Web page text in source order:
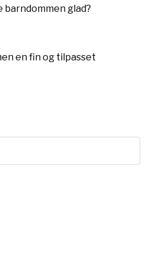
barndommen glad?
en fin og tilpasset